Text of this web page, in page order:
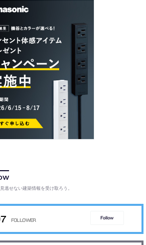
逃せない建築情報を受け取ろう。
Follow